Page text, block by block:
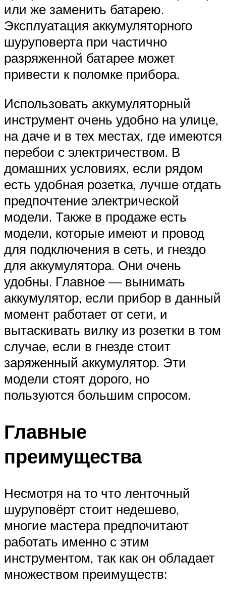
или же заменить батарею.
Эксплуатация аккумуляторного
шуруповерта при частично
разряженной батарее может
привести к поломке прибора.
Использовать аккумуляторный
инструмент очень удобно на улице,
на даче и в тех местах, где имеются
перебои с электричеством. В
домашних условиях, если рядом
есть удобная розетка, лучше отдать
предпочтение электрической
модели. Также в продаже есть
модели, которые имеют и провод
для подключения в сеть, и гнездо
для аккумулятора. Они очень
удобны. Главное — вынимать
аккумулятор, если прибор в данный
момент работает от сети, и
вытаскивать вилку из розетки в том
случае, если в гнезде стоит
заряженный аккумулятор. Эти
модели стоят дорого, но
пользуются большим спросом.
Главные
преимущества
Несмотря на то что ленточный
шуруповёрт стоит недешево,
многие мастера предпочитают
работать именно с этим
инструментом, так как он обладает
множеством преимуществ: